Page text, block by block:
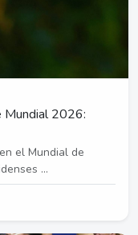
Mundial 2026:
el Mundial de
...